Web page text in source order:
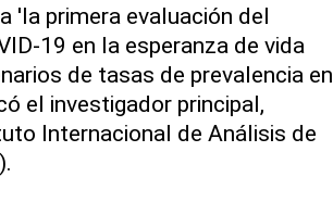
'la primera evaluación del
19 en la esperanza de vida
de tasas de prevalencia en
el investigador principal,
Internacional de Análisis de